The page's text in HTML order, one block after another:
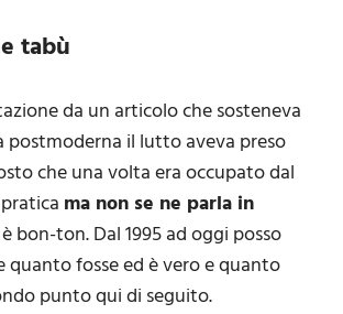
tabù
da un articolo che sosteneva
postmoderna il lutto aveva preso
che una volta era occupato dal
ma non se ne parla in
bon-ton. Dal 1995 ad oggi posso
quanto fosse ed è vero e quanto
punto qui di seguito.